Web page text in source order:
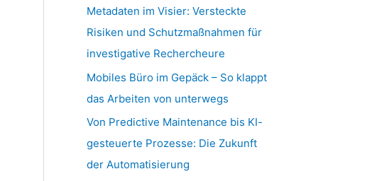
Metadaten im Visier: Versteckte
Risiken und Schutzmaßnahmen für
investigative Rechercheure
Mobiles Büro im Gepäck – So klappt
das Arbeiten von unterwegs
Von Predictive Maintenance bis KI-
gesteuerte Prozesse: Die Zukunft
der Automatisierung